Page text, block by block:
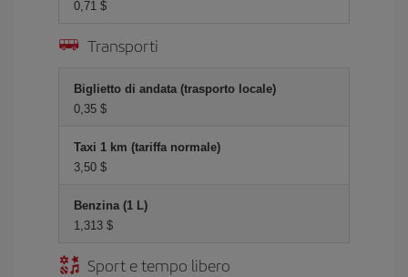
0,71 $
Transporti
Biglietto di andata (trasporto locale)
0,35 $
Taxi 1 km (tariffa normale)
3,50 $
Benzina (1 L)
1,313 $
Sport e tempo libero